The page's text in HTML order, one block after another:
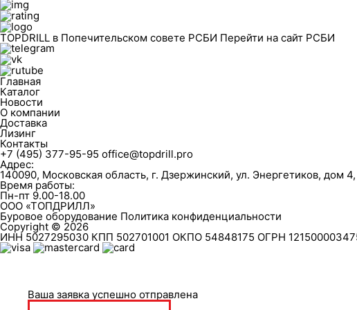
TOPDRILL в Попечительском совете РСБИ Перейти на сайт РСБИ
Главная
Каталог
Новости
О компании
Доставка
Лизинг
Контакты
+7 (495) 377-95-95 office@topdrill.pro
Адрес:
140090, Московская область, г. Дзержинский, ул. Энергетиков, дом
Время работы:
Пн-пт 9.00-18.00
ООО «ТОПДРИЛЛ»
Буровое оборудование Политика конфиденциальности
Copyright © 2026
ИНН 5027295030 КПП 502701001 ОКПО 54848175 ОГРН
Ваша заявка успешно отправлена